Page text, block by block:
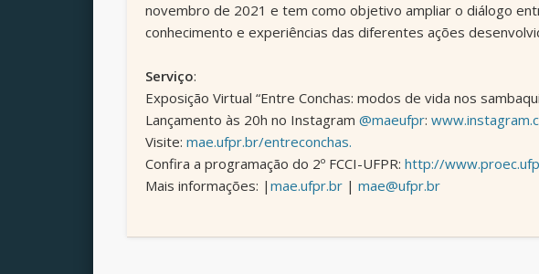
novembro de 2021 e tem como objetivo ampliar o diálogo
conhecimento e experiências das diferentes ações
Serviço:
Exposição Virtual “Entre Conchas: modos de vida nos
Lançamento às 20h no Instagram @maeufpr:
Visite: mae.ufpr.br/entreconchas.
Confira a programação do 2º FCCI-UFPR: http://
Mais informações: | mae.ufpr.br| mae@ufpr.br